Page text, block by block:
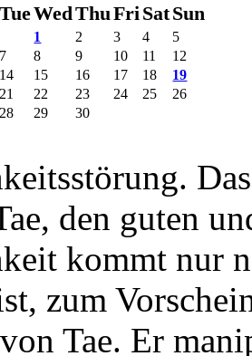
TueWedThuFri SatSun
1 2 3 4
5
7 8 9 10 11
12
14 15 16 17 18
19
21 22 23 24 25
26
28 29 30
den guten
kommt nur
zum
Tae. Er